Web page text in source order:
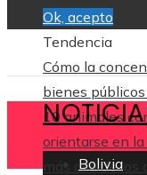
Ok, acepto
Tendencia
Cómo la
bienes
10 animales
orientarse en
más allá de
Bolivia